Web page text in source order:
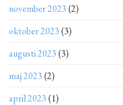
november 2023(2)
oktober 2023(3)
augusti 2023(3)
maj 2023(2)
april 2023(1)